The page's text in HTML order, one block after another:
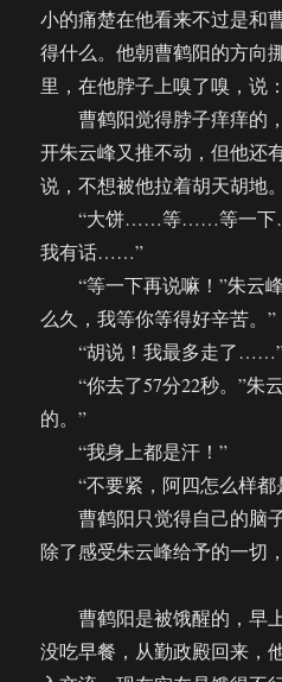
小的痛楚在他看来不过是和
得什么。他朝曹鹤阳的方向
里，在他脖子上嗅了嗅，说
曹鹤阳觉得脖子痒痒的
开朱云峰又推不动，但他还
说，不想被他拉着胡天胡地。
“大饼……等……等一下
我有话……”
“等一下再说嘛！”朱云峰
么久，我等你等得好辛苦。”
“胡说！我最多走了
“你去了57分22秒。”朱
的。”
“我身上都是汗！”
“不要紧，阿四怎么样都
曹鹤阳只觉得自己的脑子
除了感受朱云峰给予的一切
曹鹤阳是被饿醒的，早
没吃早餐，从勤政殿回来，